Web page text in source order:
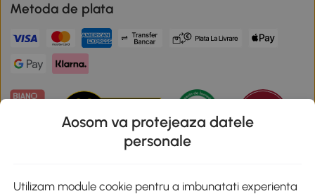
Metoda de plata
Descarca aplicatia Aosom
Aosom va protejeaza datele
personale
Utilizam module cookie pentru a imbunatati experienta